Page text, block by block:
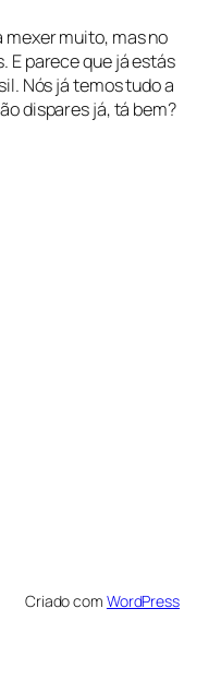
mexer muito, mas no
E parece que já estás
Nós já temos tudo a
dispares já, tá bem?
Criado com WordPress